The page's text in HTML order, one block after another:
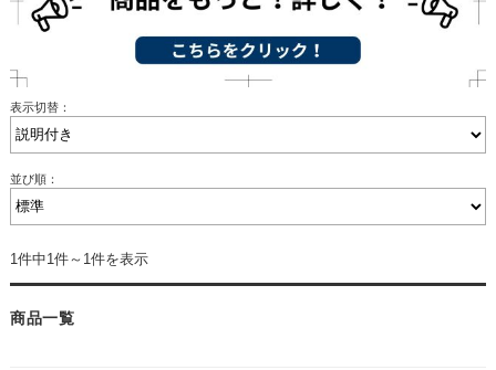
表示切替：
並び順：
1件中1件～1件を表示
商品一覧